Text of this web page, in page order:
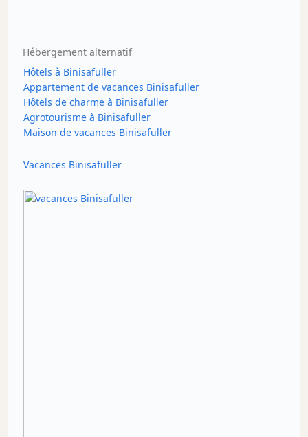
Hébergement alternatif
Hôtels à Binisafuller
Appartement de vacances Binisafuller
Hôtels de charme à Binisafuller
Agrotourisme à Binisafuller
Maison de vacances Binisafuller
Vacances Binisafuller